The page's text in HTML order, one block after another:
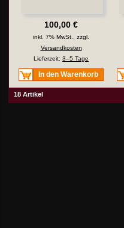
100,00 €
inkl. 7% MwSt., zzgl.
Versandkosten
Lieferzeit: 3–5 Tage
In den Warenkorb
18 Artikel